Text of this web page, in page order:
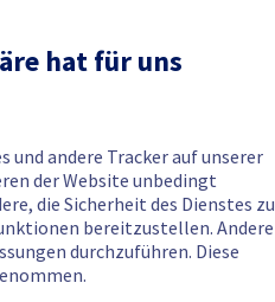
hat für uns
und andere Tracker auf unserer
der Website unbedingt
die Sicherheit des Dienstes zu
bereitzustellen. Andere
durchzuführen. Diese